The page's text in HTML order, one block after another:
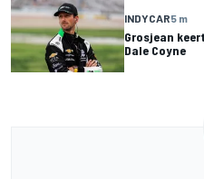
INDYCAR5 m
Grosjean
Dale Coyne